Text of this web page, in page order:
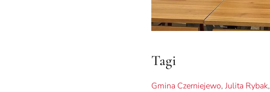
Tagi
Gmina Czerniejewo, Julita Rybak,